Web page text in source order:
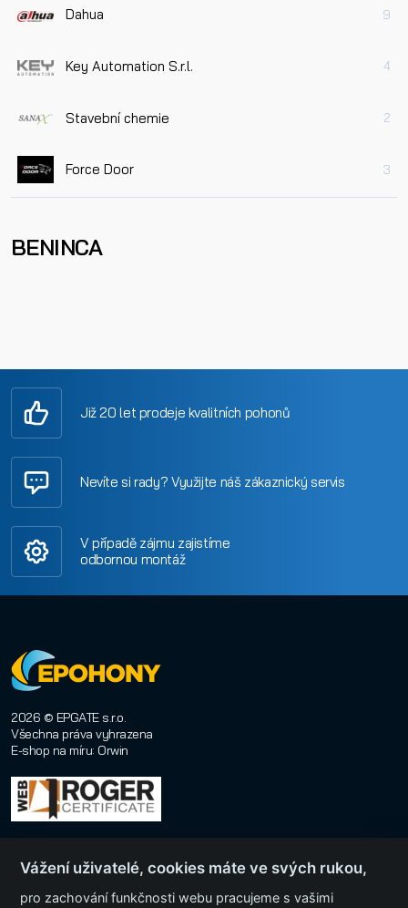
Dahua 9
Key Automation S.r.l. 4
Stavební chemie 2
Force Door 3
BENINCA
Již 20 let prodeje kvalitních pohonů
Nevíte si rady? Využijte náš zákaznický servis
V případě zájmu zajistíme
odbornou montáž
2026 © EPGATE s.r.o.
Všechna práva vyhrazena
E-shop na míru: Orwin
Vážení uživatelé, cookies máte ve svých rukou,
pro zachování funkčnosti webu pracujeme s vašimi